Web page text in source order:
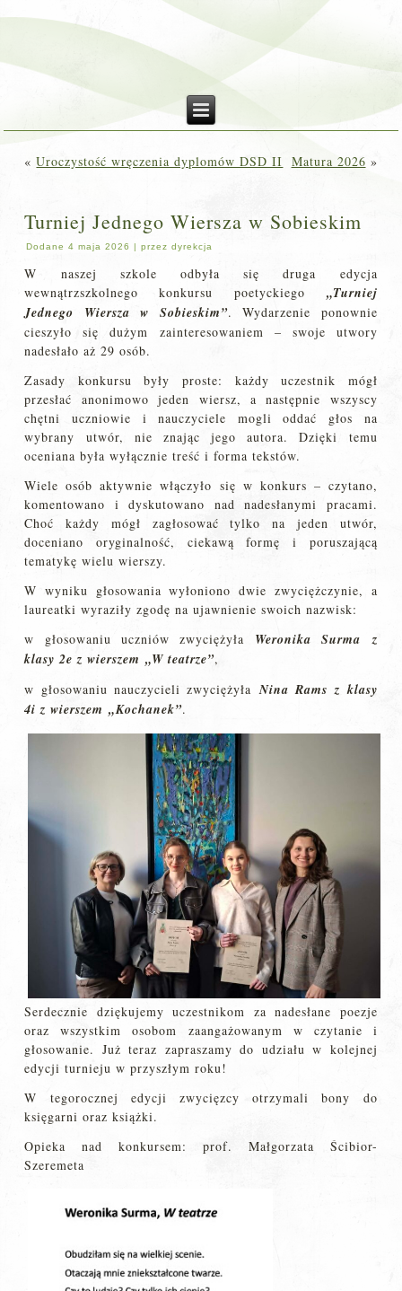
«Uroczystość wręczenia dyplomów DSD II Matura 2026 »
Turniej Jednego Wiersza w Sobieskim
Dodane 4 maja 2026 |przez dyrekcja
W naszej szkole odbyła się druga edycja
wewnątrzszkolnego konkursu poetyckiego „Turniej
Jednego Wiersza w Sobieskim”. Wydarzenie ponownie
cieszyło się dużym zainteresowaniem – swoje utwory
nadesłało aż 29 osób.
Zasady konkursu były proste: każdy uczestnik mógł
przesłać anonimowo jeden wiersz, a następnie wszyscy
chętni uczniowie i nauczyciele mogli oddać głos na
wybrany utwór, nie znając jego autora. Dzięki temu
oceniana była wyłącznie treść i forma tekstów.
Wiele osób aktywnie włączyło się w konkurs – czytano,
komentowano i dyskutowano nad nadesłanymi pracami.
Choć każdy mógł zagłosować tylko na jeden utwór,
doceniano oryginalność, ciekawą formę i poruszającą
tematykę wielu wierszy.
W wyniku głosowania wyłoniono dwie zwyciężczynie, a
laureatki wyraziły zgodę na ujawnienie swoich nazwisk:
w głosowaniu uczniów zwyciężyła Weronika Surma z
klasy 2e z wierszem „W teatrze”,
w głosowaniu nauczycieli zwyciężyłaNina Rams z klasy
4i z wierszem „Kochanek”.
Serdecznie dziękujemy uczestnikom za nadesłane poezje
oraz wszystkim osobom zaangażowanym w czytanie i
głosowanie. Już teraz zapraszamy do udziału w kolejnej
edycji turnieju w przyszłym roku!
W tegorocznej edycji zwycięzcy otrzymali
bony do
księgarni oraz książki.
Opieka nad konkursem: prof. Małgorzata Ścibior-
Szeremeta